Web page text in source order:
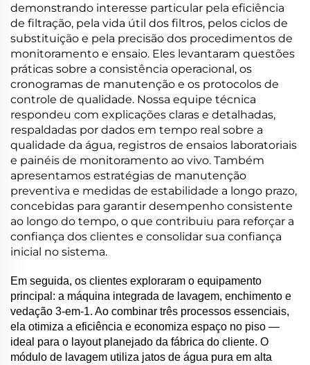
demonstrando interesse particular pela eficiência
de filtração, pela vida útil dos filtros, pelos ciclos de
substituição e pela precisão dos procedimentos de
monitoramento e ensaio. Eles levantaram questões
práticas sobre a consistência operacional, os
cronogramas de manutenção e os protocolos de
controle de qualidade. Nossa equipe técnica
respondeu com explicações claras e detalhadas,
respaldadas por dados em tempo real sobre a
qualidade da água, registros de ensaios laboratoriais
e painéis de monitoramento ao vivo. Também
apresentamos estratégias de manutenção
preventiva e medidas de estabilidade a longo prazo,
concebidas para garantir desempenho consistente
ao longo do tempo, o que contribuiu para reforçar a
confiança dos clientes e consolidar sua confiança
inicial no sistema.
Em seguida, os clientes exploraram o equipamento
principal: a máquina integrada de lavagem, enchimento e
vedação 3-em-1. Ao combinar três processos essenciais,
ela otimiza a eficiência e economiza espaço no piso —
ideal para o layout planejado da fábrica do cliente. O
módulo de lavagem utiliza jatos de água pura em alta